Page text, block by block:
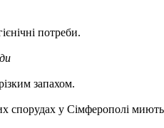
потреби.
запахом.
у Сімферополі